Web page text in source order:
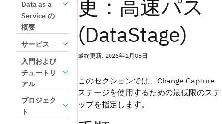
Data as a
Service の
概要
サービス
入門および
チュートリ
アル
プロジェク
ト
更：高速パス
(DataStage)
最終更新: 2026年1月08日
このセクションでは、Change Capture
ステージを使用するための最低限のステ
ップを指定します。